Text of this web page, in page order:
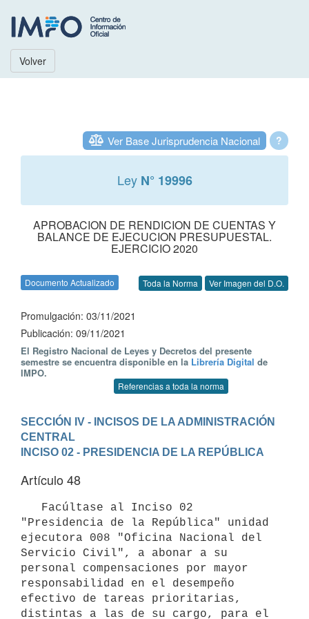
Volver
?
Ver Base Jurisprudencia Nacional
Ley N° 19996
APROBACION DE RENDICION DE CUENTAS Y
BALANCE DE EJECUCION PRESUPUESTAL.
EJERCICIO 2020
Documento Actualizado Toda la Norma Ver Imagen del D.O.
Promulgación: 03/11/2021
Publicación: 09/11/2021
El Registro Nacional de Leyes y Decretos del presente
semestre se encuentra disponible en la Librería Digital de
IMPO.
Referencias a toda la norma
SECCIÓN IV - INCISOS DE LA ADMINISTRACIÓN
CENTRAL
INCISO 02 - PRESIDENCIA DE LA REPÚBLICA
Artículo 48
"Presidencia de la República" unidad
ejecutora 008 "Oficina Nacional del
Servicio Civil", a abonar a su
personal compensaciones por mayor
responsabilidad en el desempeño
efectivo de tareas prioritarias,
distintas a las de su cargo, para el